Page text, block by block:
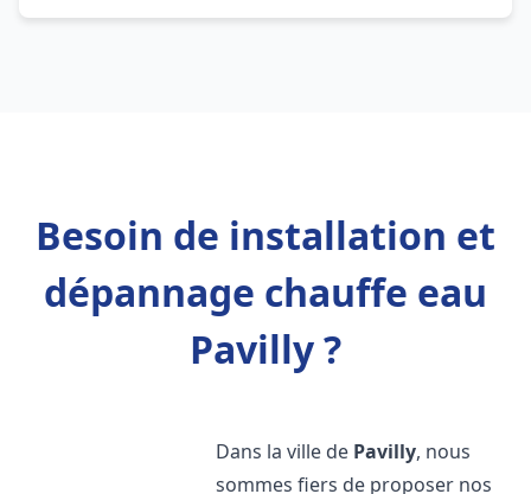
Besoin de installation et
dépannage chauffe eau
Pavilly ?
Dans la ville de Pavilly, nous
sommes fiers de proposer nos